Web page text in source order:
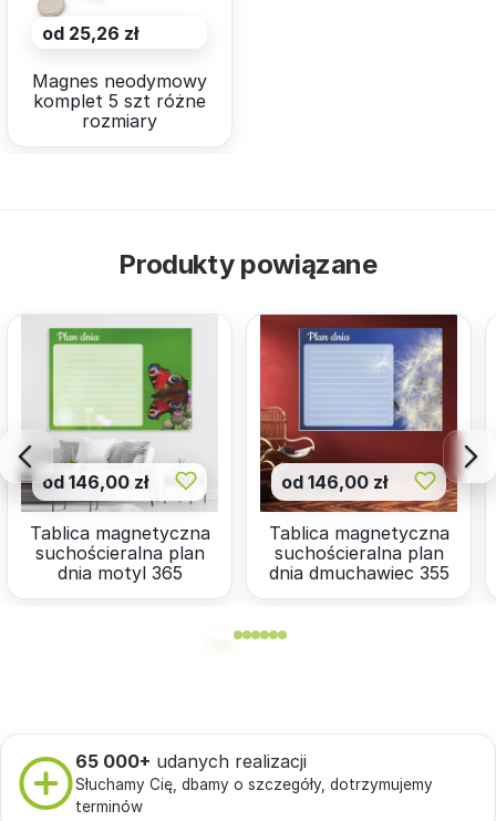
od 25,26 zł
Magnes neodymowy
komplet 5 szt różne
rozmiary
Produkty powiązane
od 146,00 zł
Tablica magnetyczna
suchościeralna plan
dnia motyl 365
od 146,00 zł
Tablica magnetyczna
suchościeralna plan
dnia dmuchawiec 355
65 000+ udanych realizacji
Słuchamy Cię, dbamy o szczegóły, dotrzymujemy
terminów